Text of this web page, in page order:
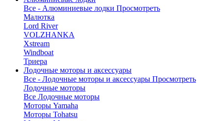
Все - Алюминиевые лодки Просмотреть
Малютка
Lord River
VOLZHANKA
Xstream
Windboat
Триера
Лодочные моторы и аксессуары
Все - Лодочные моторы и аксессуары Просмотреть
Лодочные моторы
Все Лодочные моторы
Моторы Yamaha
Моторы Tohatsu